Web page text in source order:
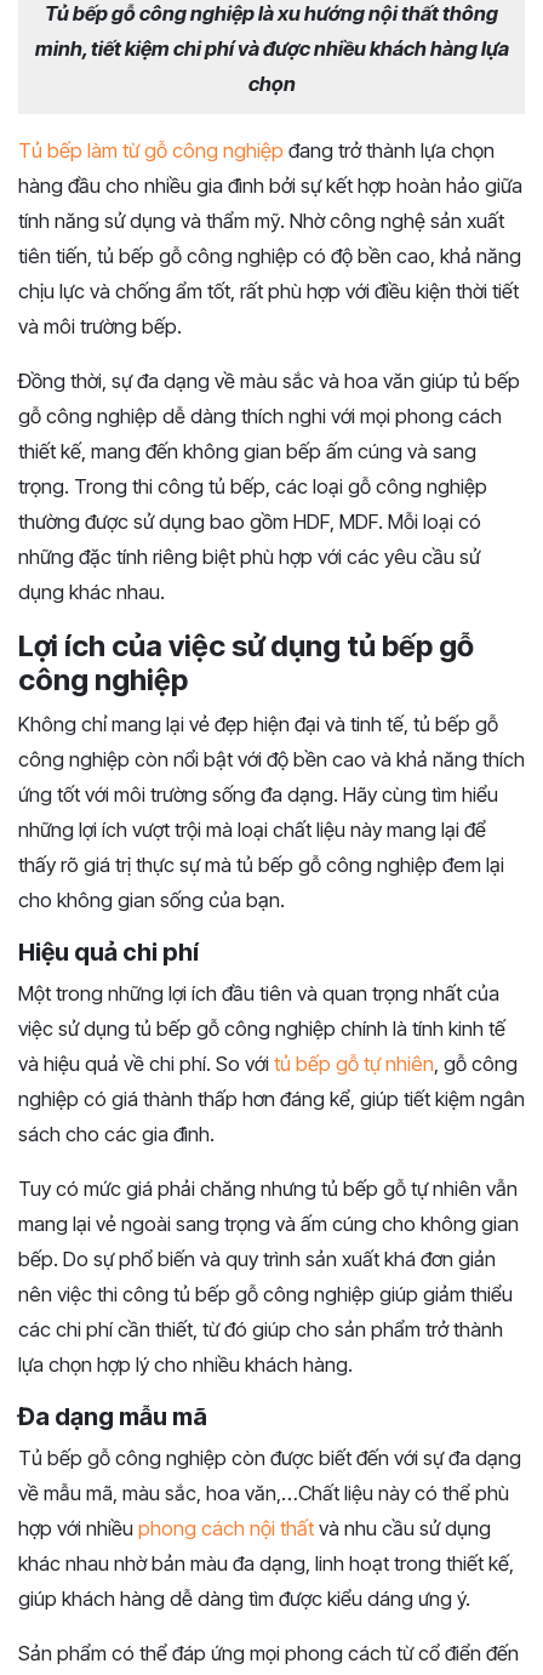
Tủ bếp gỗ công nghiệp là xu hướng nội thất thông
minh, tiết kiệm chi phí và được nhiều khách hàng lựa
chọn
Tủ bếp làm từ gỗ công nghiệp đang trở thành lựa chọn
hàng đầu cho nhiều gia đình bởi sự kết hợp hoàn hảo giữa
tính năng sử dụng và thẩm mỹ. Nhờ công nghệ sản xuất
tiên tiến, tủ bếp gỗ công nghiệp có độ bền cao, khả năng
chịu lực và chống ẩm tốt, rất phù hợp với điều kiện thời tiết
và môi trường bếp.
Đồng thời, sự đa dạng về màu sắc và hoa văn giúp tủ bếp
gỗ công nghiệp dễ dàng thích nghi với mọi phong cách
thiết kế, mang đến không gian bếp ấm cúng và sang
trọng. Trong thi công tủ bếp, các loại gỗ công nghiệp
thường được sử dụng bao gồm HDF, MDF. Mỗi loại có
những đặc tính riêng biệt phù hợp với các yêu cầu sử
dụng khác nhau.
Lợi ích của việc sử dụng tủ bếp gỗ
công nghiệp
Không chỉ mang lại vẻ đẹp hiện đại và tinh tế, tủ bếp gỗ
công nghiệp còn nổi bật với độ bền cao và khả năng thích
ứng tốt với môi trường sống đa dạng. Hãy cùng tìm hiểu
những lợi ích vượt trội mà loại chất liệu này mang lại để
thấy rõ giá trị thực sự mà tủ bếp gỗ công nghiệp đem lại
cho không gian sống của bạn.
Hiệu quả chi phí
Một trong những lợi ích đầu tiên và quan trọng nhất của
việc sử dụng tủ bếp gỗ công nghiệp chính là tính kinh tế
và hiệu quả về chi phí. So với tủ bếp gỗ tự nhiên, gỗ công
nghiệp có giá thành thấp hơn đáng kể, giúp tiết kiệm ngân
sách cho các gia đình.
Tuy có mức giá phải chăng nhưng tủ bếp gỗ tự nhiên vẫn
mang lại vẻ ngoài sang trọng và ấm cúng cho không gian
bếp. Do sự phổ biến và quy trình sản xuất khá đơn giản
nên việc thi công tủ bếp gỗ công nghiệp giúp giảm thiểu
các chi phí cần thiết, từ đó giúp cho sản phẩm trở thành
lựa chọn hợp lý cho nhiều khách hàng.
Đa dạng mẫu mã
Tủ bếp gỗ công nghiệp còn được biết đến với sự đa dạng
về mẫu mã, màu sắc, hoa văn,…Chất liệu này có thể phù
hợp với nhiều phong cách nội thất và nhu cầu sử dụng
khác nhau nhờ bản màu đa dạng, linh hoạt trong thiết kế,
giúp khách hàng dễ dàng tìm được kiểu dáng ưng ý.
Sản phẩm có thể đáp ứng mọi phong cách từ cổ điển đến